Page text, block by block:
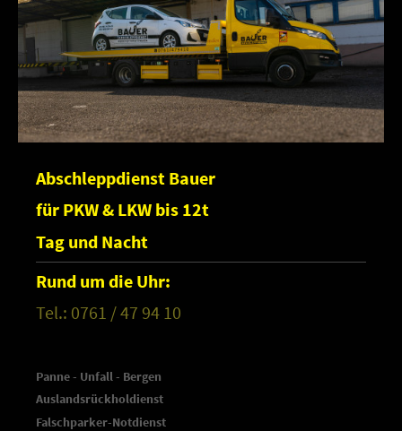
Abschleppdienst Bauer
für PKW & LKW bis 12t
Tag und Nacht
Rund um die Uhr:
Tel.: 0761 / 47 94 10
Panne - Unfall - Bergen
Auslandsrückholdienst
Falschparker-Notdienst